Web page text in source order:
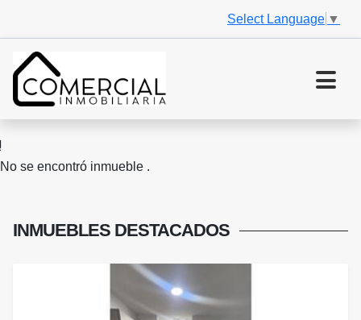
Select Language ▼
No se encontró inmueble .
INMUEBLES DESTACADOS